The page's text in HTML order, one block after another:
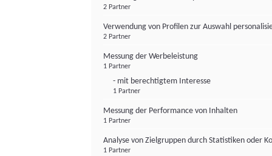
2 Partner
Verwendung von Profilen zur Auswahl
2 Partner
Messung der Werbeleistung
1 Partner
- mit berechtigtem Interesse
1 Partner
Messung der Performance von Inhalten
1 Partner
Analyse von Zielgruppen durch Statistiken oder
1 Partner